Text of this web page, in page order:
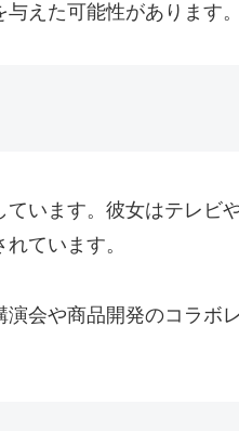
えた可能性があります。
います。彼女はテレビ
ています。
会や商品開発のコラボ